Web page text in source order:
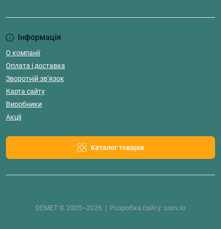
Інформація
О компанії
Оплата і доставка
Зворотній зв’язок
Карта сайту
Виробники
Акції
Каталог товарів
DEMET © 2005–2026 | Розробка сайту: usov.io